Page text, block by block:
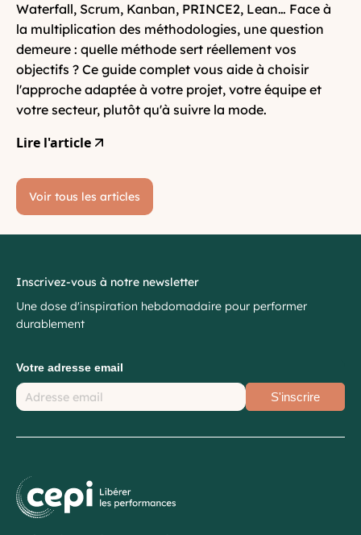
Waterfall, Scrum, Kanban, PRINCE2, Lean… Face à
la multiplication des méthodologies, une question
demeure : quelle méthode sert réellement vos
objectifs ? Ce guide complet vous aide à choisir
l'approche adaptée à votre projet, votre équipe et
votre secteur, plutôt qu'à suivre la mode.
Lire l'article
Voir tous les articles
Inscrivez-vous à notre newsletter
Une dose d'inspiration hebdomadaire pour performer
durablement
Votre adresse email
S'inscrire